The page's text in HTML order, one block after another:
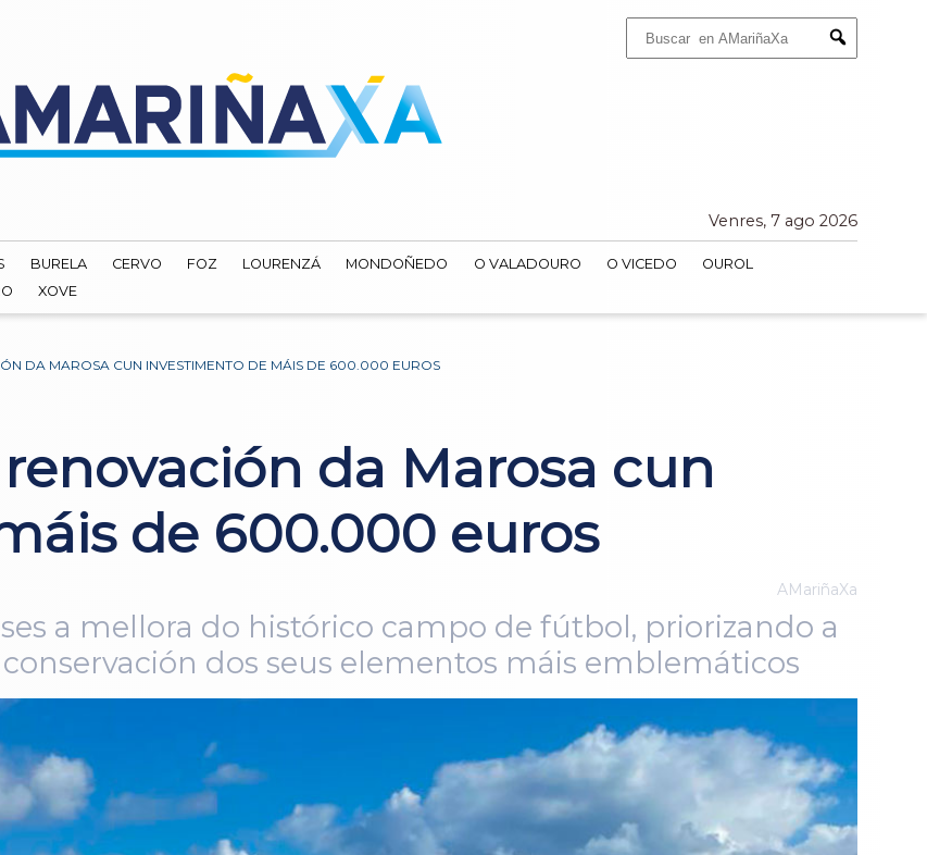
Submit
Venres, 7 ago 2026
BURELA CERVO FOZ LOURENZÁ MONDOÑEDO O VALADOURO O VICEDO
OUROL
XOVE
DA MAROSA CUN INVESTIMENTO DE MÁIS DE 600.000 EUROS
da Marosa cun
de 600.000 euros
AMariñaXa
a mellora do histórico campo de fútbol, priorizando a
dos seus elementos máis emblemáticos